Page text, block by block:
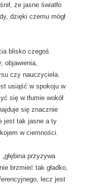
że jasne światło
dzięki czemu mógł
blisko czegoś
objawienia,
czy nauczyciela.
usiąść w spokoju w
się w tłumie wokół
się znacznie
jest tak jasne a ty
w ciemności.
przyzywa
brzmieć tak gładko,
lecz jest